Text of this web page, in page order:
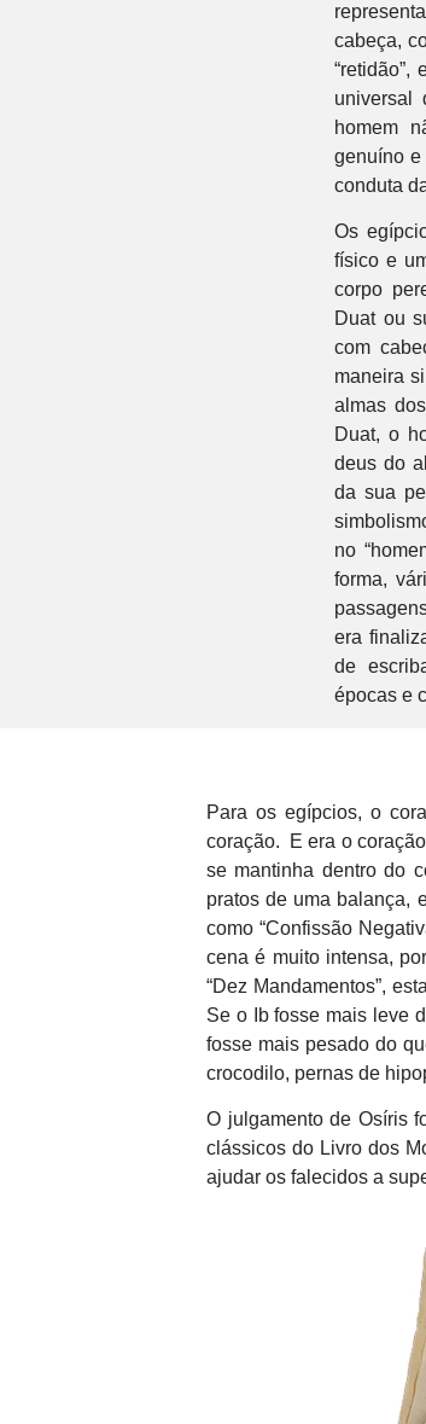
cabeça,
universal
homem
genuíno
conduta
Os
físico e
corpo
Duat ou
com
maneira
almas
Duat, o
deus do
da sua
no
forma,
era
de
épocas e
Para os egípcios, o
coração. E era o
se mantinha dentro do
pratos de uma balança,
como “Confissão
cena é muito intensa,
“Dez Mandamentos”,
Se o Ib fosse mais leve
fosse mais pesado do
crocodilo, pernas de
O julgamento de Osíris
clássicos do Livro dos
ajudar os falecidos a